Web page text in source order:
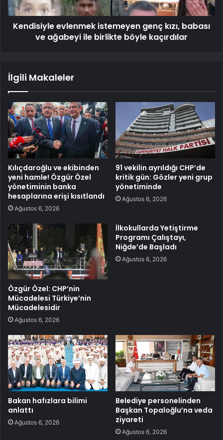
Kendisiyle evlenmek istemeyen genç kızı, babası
ve ağabeyi ile birlikte böyle kaçırdılar
İlgili Makaleler
Kılıçdaroğlu ve ekibinden
yeni hamle! Özgür Özel
yönetiminin banka
hesaplarına erişi kısıtlandı
Ağustos 6, 2026
91 vekilin ayrıldığı CHP’de
kritik gün: Gözler yeni grup
yönetiminde
Ağustos 6, 2026
Özgür Özel: CHP’nin
Mücadelesi Türkiye’nin
Mücadelesidir
Ağustos 6, 2026
İlkokullarda Yetiştirme
Programı Çalıştayı,
Niğde’de Başladı
Ağustos 6, 2026
Bakan hafızlara bilimi
anlattı
Ağustos 6, 2026
Belediye personelinden
Başkan Topaloğlu’na veda
ziyareti
Ağustos 6, 2026